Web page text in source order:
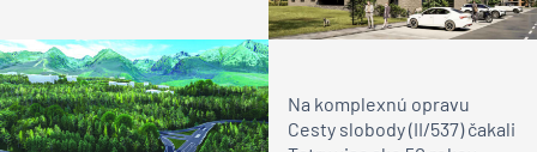
Na komplexnú opravu
Cesty slobody (II/537) čakali